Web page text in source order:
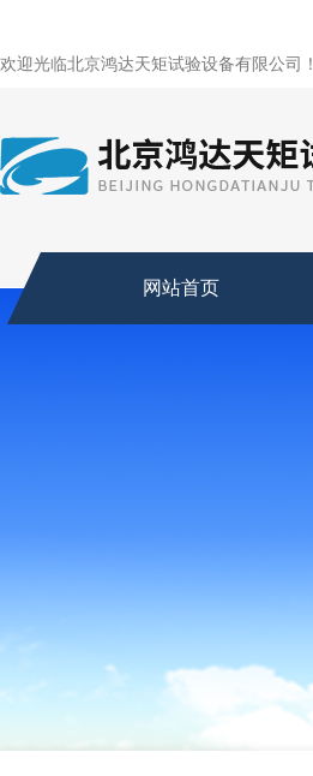
欢迎光临北京鸿达天矩试验设备有限公司！
网站首页